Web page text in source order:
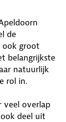
de
ook groot
belangrijkste
natuurlijk
rol in.
veel overlap
deel uit